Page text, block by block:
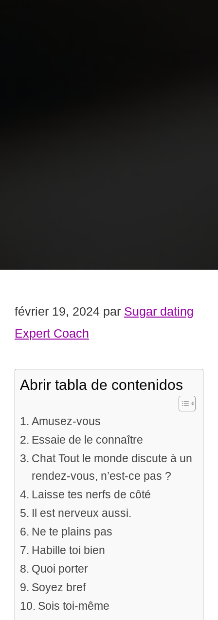
février 19, 2024 par Sugar dating
Expert Coach
Abrir tabla de contenidos
Amusez-vous
Essaie de le connaître
Chat Tout le monde discute à un
rendez-vous, n’est-ce pas ?
Laisse tes nerfs de côté
Il est nerveux aussi.
Ne te plains pas
Habille toi bien
Quoi porter
Soyez bref
Sois toi-même